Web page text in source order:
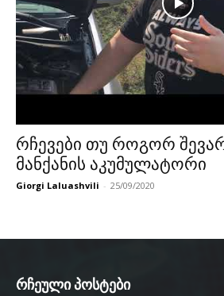
რჩევები თუ როგორ
მანქანის აკუმულატორი
Giorgi Laluashvili - 25/09/2020
რჩეული პოსტები